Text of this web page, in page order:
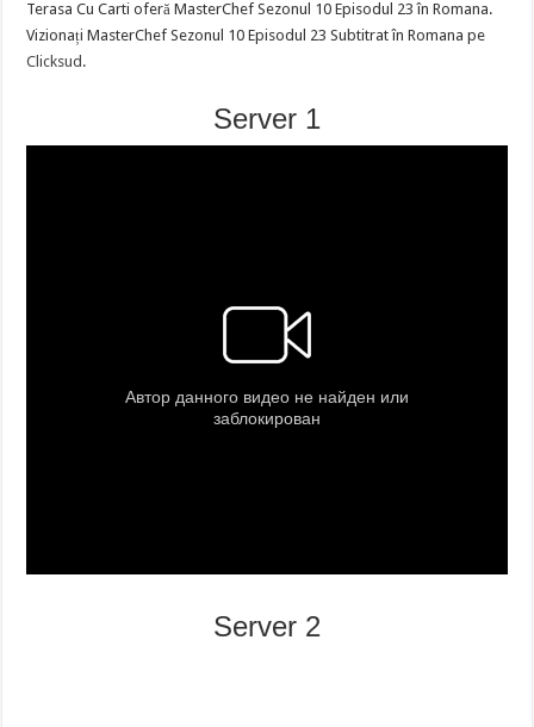
Terasa Cu Carti oferă MasterChef Sezonul 10 Episodul 23 în Romana.
Vizionați MasterChef Sezonul 10 Episodul 23 Subtitrat în Romana pe
Clicksud .
Server 1
Server 2